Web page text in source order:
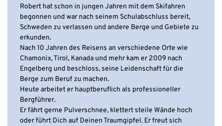
Robert hat schon in jungen Jahren mit dem Skifahren
begonnen und war nach seinem Schulabschluss bereit,
Schweden zu verlassen und andere Berge und Gebiete zu
erkunden.
Nach 10 Jahren des Reisens an verschiedene Orte wie
Chamonix, Tirol, Kanada und mehr kam er 2009 nach
Engelberg und beschloss, seine Leidenschaft für die
Berge zum Beruf zu machen.
Heute arbeitet er hauptberuflich als professioneller
Bergführer.
Er fährt gerne Pulverschnee, klettert steile Wände hoch
oder führt Dich auf Deinen Traumgipfel. Er freut sich